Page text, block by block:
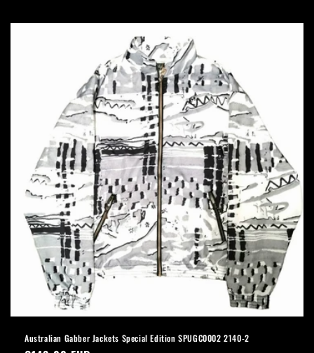
Australian Gabber Jackets Special Edition SPUGC0002 2140-2